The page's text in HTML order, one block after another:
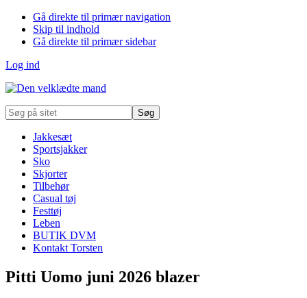
Gå direkte til primær navigation
Skip til indhold
Gå direkte til primær sidebar
Log ind
Søg
på
Jakkesæt
Sportsjakker
Sko
Skjorter
Tilbehør
Casual tøj
Festtøj
Leben
BUTIK DVM
Kontakt Torsten
Pitti Uomo juni 2026 blazer